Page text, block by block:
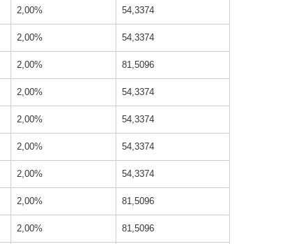
2,00% 54,3374
2,00% 54,3374
2,00% 81,5096
2,00% 54,3374
2,00% 54,3374
2,00% 54,3374
2,00% 54,3374
2,00% 81,5096
2,00% 81,5096